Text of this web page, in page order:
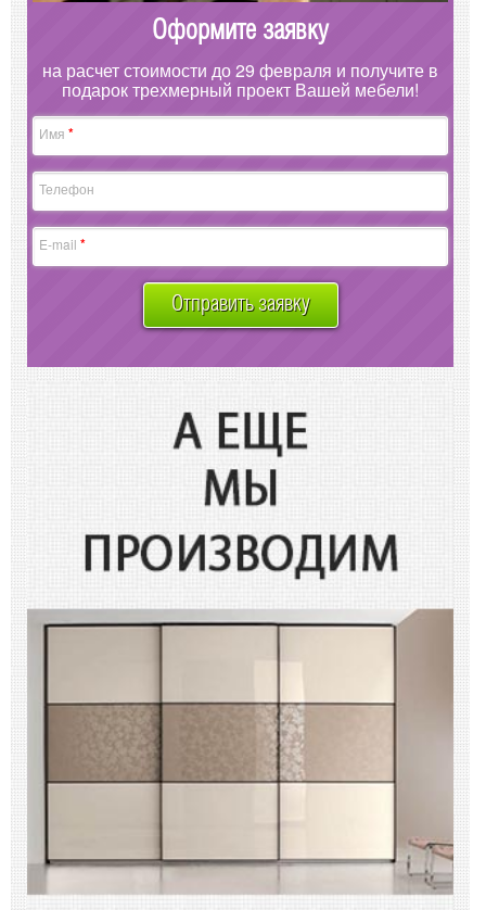
Оформите заявку
на расчет стоимости до 29 февраля и получите в
подарок трехмерный проект Вашей мебели!
Имя *
Телефон
E-mail *
Отправить заявку